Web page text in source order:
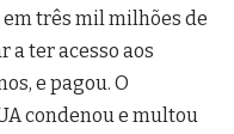
três mil milhões de
a ter acesso aos
e pagou. O
condenou e multou